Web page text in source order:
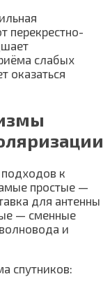
перекрестно-
слабых
оказаться
к
простые —
для антенны
— сменные
и
спутников: